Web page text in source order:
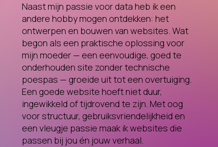
Naast mijn passie voor data heb ik een
andere hobby mogen ontdekken: het
ontwerpen en bouwen van websites. Wat
begon als een praktische oplossing voor
mijn moeder — een eenvoudige, goed te
onderhouden site zonder technische
poespas — groeide uit tot een overtuiging.
Een goede website hoeft niet duur,
ingewikkeld of tijdrovend te zijn. Met oog
voor structuur, gebruiksvriendelijkheid en
een vleugje passie maak ik websites die
passen bij jou én jouw verhaal.